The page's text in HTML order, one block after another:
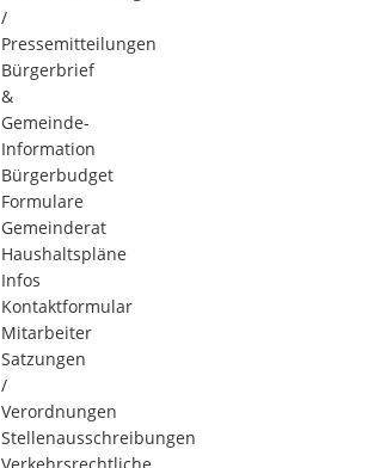
/
Pressemitteilungen
Bürgerbrief
&
Gemeinde-
Information
Bürgerbudget
Formulare
Gemeinderat
Haushaltspläne
Infos
Kontaktformular
Mitarbeiter
Satzungen
/
Verordnungen
Stellenausschreibungen
Verkehrsrechtliche